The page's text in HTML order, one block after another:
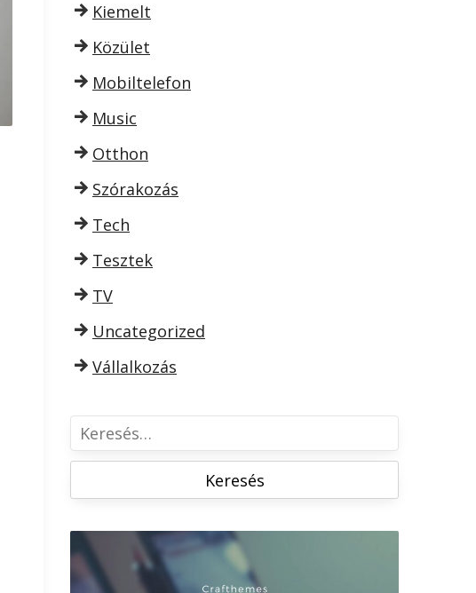
Kiemelt
Közület
Mobiltelefon
Music
Otthon
Szórakozás
Tech
Tesztek
TV
Uncategorized
Vállalkozás
e
e
s
é
s